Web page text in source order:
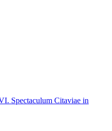
Spectaculum Citaviae in